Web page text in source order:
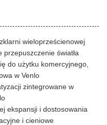
wieloprześcienowej
światła
do użytku komercyjnego,
w Venlo
zintegrowane w
ekspansji i dostosowania
i cieniowe